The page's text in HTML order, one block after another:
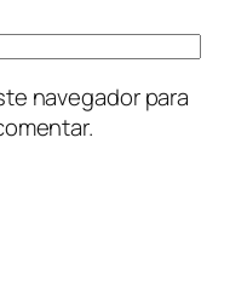
navegador para